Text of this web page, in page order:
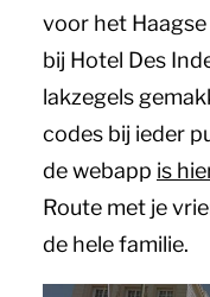
voor het
bij Hotel Des
lakzegels
codes bij ieder
de webapp is
Route met je
de hele familie.